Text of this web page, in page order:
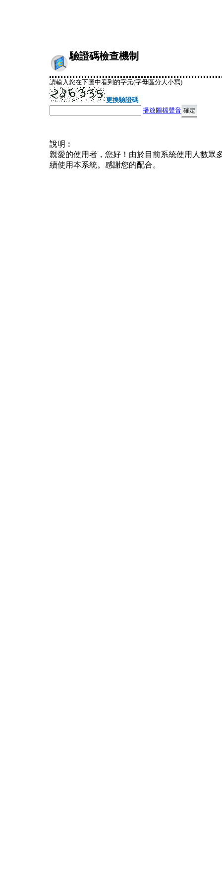
驗證碼檢查機制
請輸入您在下圖中看到的字元(字母區分大小寫)
更換驗證碼
播放圖檔聲音
說明︰
親愛的使用者，您好！由於目前系統使用人數眾
續使用本系統。感謝您的配合。